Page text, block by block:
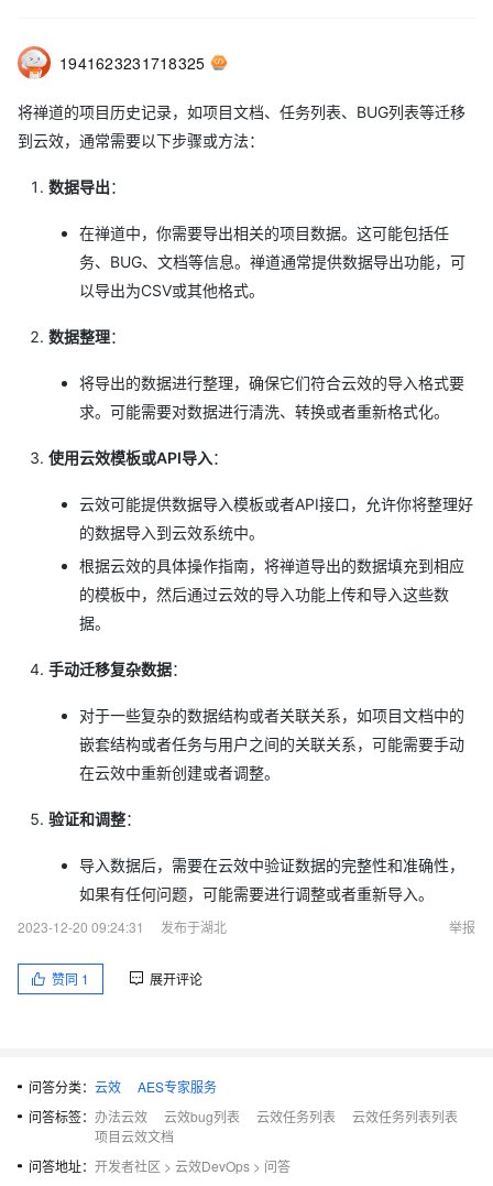
1941623231718325
将禅道的项目历史记录，如项目文档、任务列表、BUG列表等迁移
到云效，通常需要以下步骤或方法：
数据导出：
在禅道中，你需要导出相关的项目数据。这可能包括任
务、BUG、文档等信息。禅道通常提供数据导出功能，可
以导出为CSV或其他格式。
数据整理：
将导出的数据进行整理，确保它们符合云效的导入格式要
求。可能需要对数据进行清洗、转换或者重新格式化。
使用云效模板或API导入：
云效可能提供数据导入模板或者API接口，允许你将整理好
的数据导入到云效系统中。
根据云效的具体操作指南，将禅道导出的数据填充到相应
的模板中，然后通过云效的导入功能上传和导入这些数
据。
手动迁移复杂数据：
对于一些复杂的数据结构或者关联关系，如项目文档中的
嵌套结构或者任务与用户之间的关联关系，可能需要手动
在云效中重新创建或者调整。
验证和调整：
导入数据后，需要在云效中验证数据的完整性和准确性，
如果有任何问题，可能需要进行调整或者重新导入。
2023-12-20 09:24:31
发布于湖北 举报
赞同 1 展开评论
问答分类： 云效
AES专家服务
问答标签： 办法云效 云效bug列表 云效任务列表
云效任务列表列表
项目云效文档
问答地址： 开发者社区 > 云效DevOps > 问答